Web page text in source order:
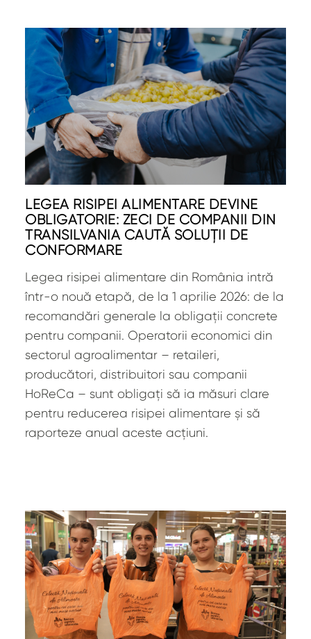
LEGEA RISIPEI ALIMENTARE DEVINE
OBLIGATORIE: ZECI DE COMPANII DIN
TRANSILVANIA CAUTĂ SOLUȚII DE
CONFORMARE
Legea risipei alimentare din România intră
într-o nouă etapă, de la 1 aprilie 2026: de la
recomandări generale la obligații concrete
pentru companii. Operatorii economici din
sectorul agroalimentar – retaileri,
producători, distribuitori sau companii
HoReCa – sunt obligați să ia măsuri clare
pentru reducerea risipei alimentare și să
raporteze anual aceste acțiuni.